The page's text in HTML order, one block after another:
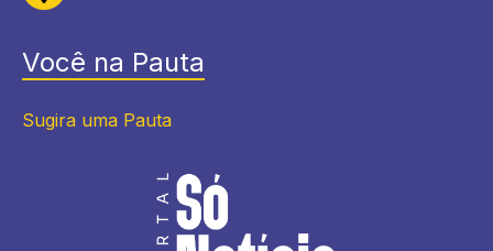
Você na Pauta
Sugira uma Pauta